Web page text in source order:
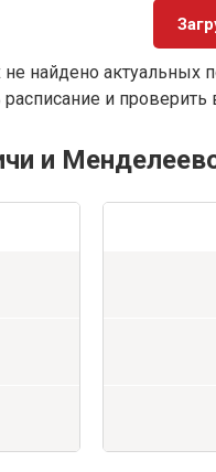
найдено актуальных
и
и